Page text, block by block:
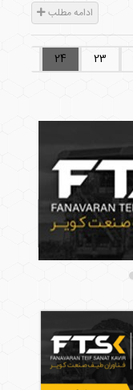
ادامه مطلب
23
24